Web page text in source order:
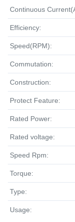
Continuous
Efficiency:
Speed(RPM):
Commutation:
Construction:
Protect Feature:
Rated Power:
Rated voltage:
Speed Rpm:
Torque:
Type:
Usage: